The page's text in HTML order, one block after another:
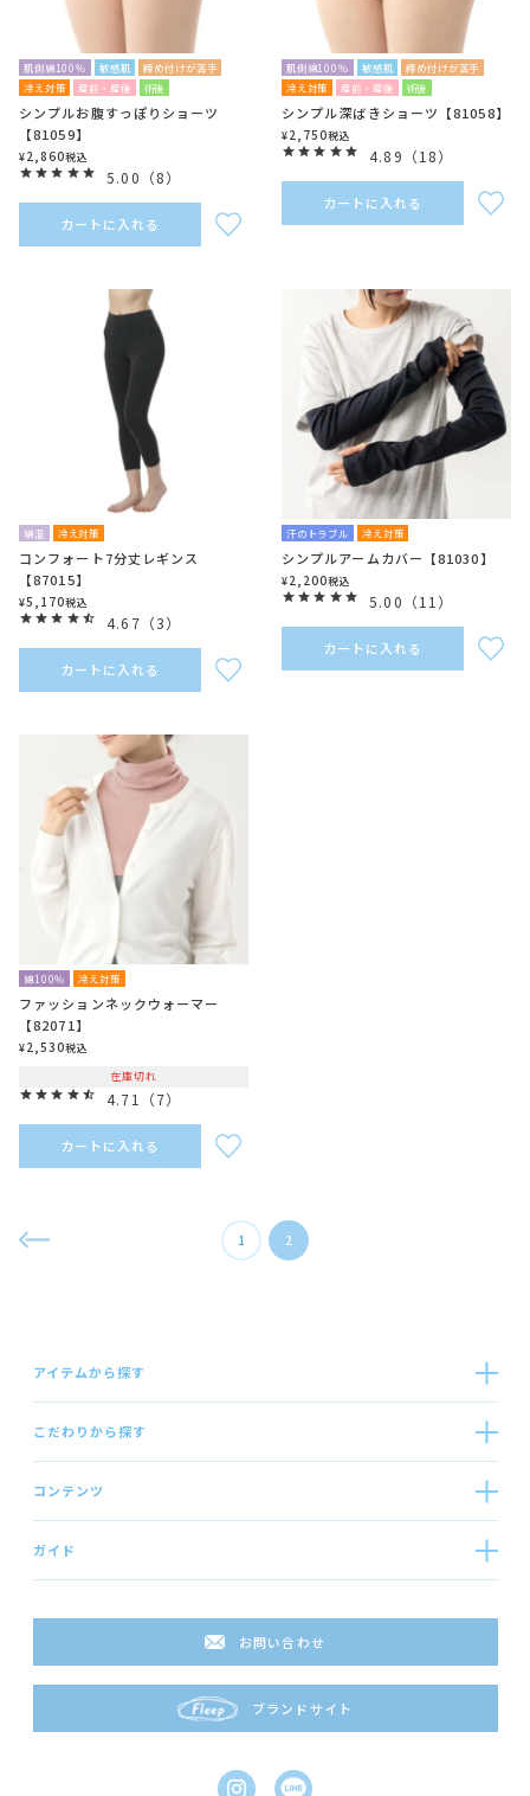
肌側綿100％ 敏感肌
締め付けが苦手
冷え対策
産前・産後 術後
シンプルお腹すっぽりショーツ
【81059】
¥2,860税込
5.00 （8）
カートに入れる
肌側綿100％ 敏感肌
締め付けが苦手
冷え対策
産前・産後 術後
シンプル深ばきショーツ【81058】
¥2,750税込
4.89 （18）
カートに入れる
綿混 冷え対策
コンフォート7分丈レギンス
【87015】
¥5,170税込
4.67 （3）
カートに入れる
汗のトラブル 冷え対策
シンプルアームカバー【81030】
¥2,200税込
5.00 （11 ）
カートに入れる
綿100％ 冷え対策
ファッションネックウォーマー
【82071】
¥2,530税込
在庫切れ
4.71 （7）
カートに入れる
1 2
アイテムから探す
こだわりから探す
コンテンツ
ガイド
お問い合わせ
ブランドサイト